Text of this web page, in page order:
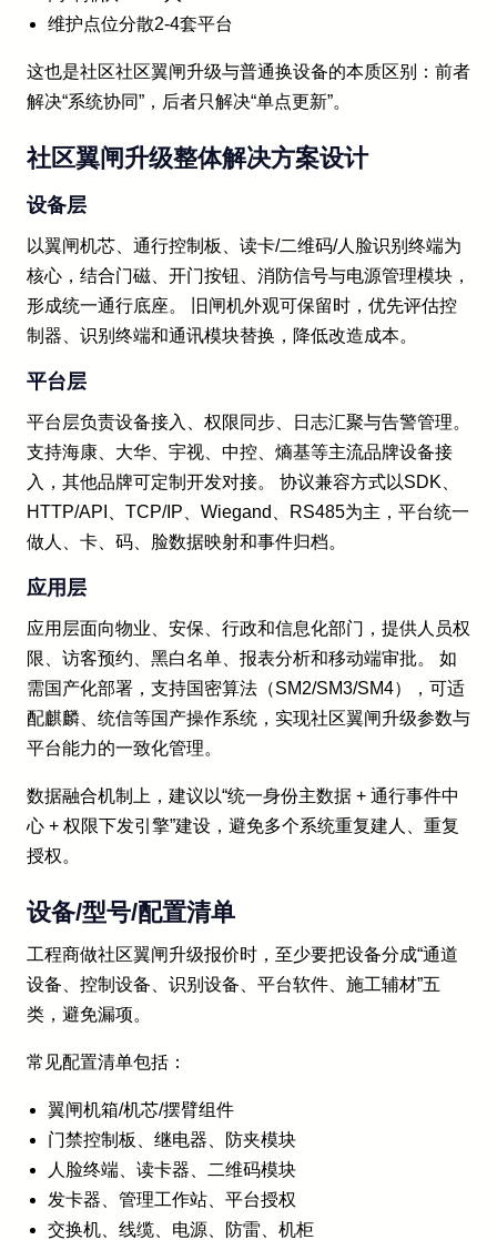
维护点位分散2-4套平台
这也是社区社区翼闸升级与普通换设备的本质区别：前者
解决“系统协同”，后者只解决“单点更新”。
社区翼闸升级整体解决方案设计
设备层
以翼闸机芯、通行控制板、读卡/二维码/人脸识别终端为
核心，结合门磁、开门按钮、消防信号与电源管理模块，
形成统一通行底座。 旧闸机外观可保留时，优先评估控
制器、识别终端和通讯模块替换，降低改造成本。
平台层
平台层负责设备接入、权限同步、日志汇聚与告警管理。
支持海康、大华、宇视、中控、熵基等主流品牌设备接
入，其他品牌可定制开发对接。 协议兼容方式以SDK、
HTTP/API、TCP/IP、Wiegand、RS485为主，平台统一
做人、卡、码、脸数据映射和事件归档。
应用层
应用层面向物业、安保、行政和信息化部门，提供人员权
限、访客预约、黑白名单、报表分析和移动端审批。 如
需国产化部署，支持国密算法（SM2/SM3/SM4），可适
配麒麟、统信等国产操作系统，实现社区翼闸升级参数与
平台能力的一致化管理。
数据融合机制上，建议以“统一身份主数据 + 通行事件中
心 + 权限下发引擎”建设，避免多个系统重复建人、重复
授权。
设备/型号/配置清单
工程商做社区翼闸升级报价时，至少要把设备分成“通道
设备、控制设备、识别设备、平台软件、施工辅材”五
类，避免漏项。
常见配置清单包括：
翼闸机箱/机芯/摆臂组件
门禁控制板、继电器、防夹模块
人脸终端、读卡器、二维码模块
发卡器、管理工作站、平台授权
交换机、线缆、电源、防雷、机柜